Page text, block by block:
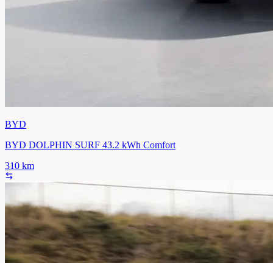
BYD
BYD DOLPHIN SURF 43.2 kWh Comfort
310 km